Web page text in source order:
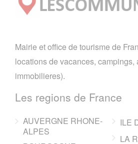
Mairie et office de tourisme de
locations de vacances, campings,
immobilieres).
Les regions de France
AUVERGNE RHONE-
ALPES
ILE
LA